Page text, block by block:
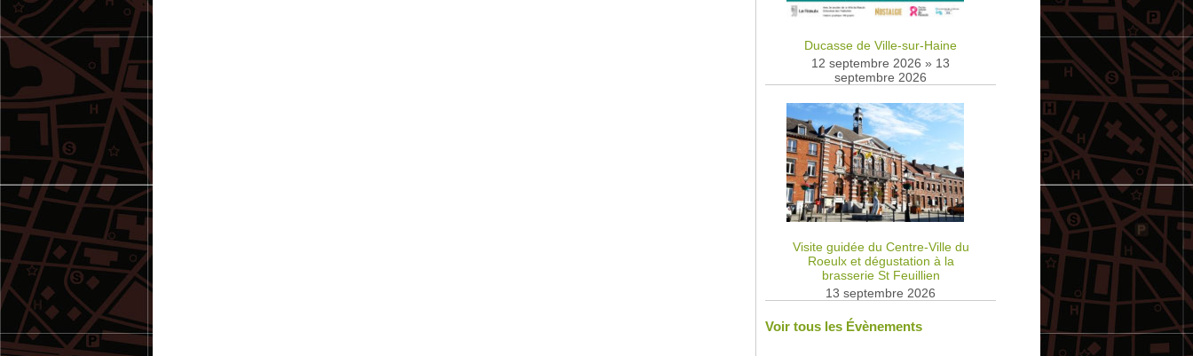
Ducasse de Ville-sur-Haine
12 septembre 2026 » 13
septembre 2026
Visite guidée du Centre-Ville du
Roeulx et dégustation à la
brasserie St Feuillien
13 septembre 2026
Voir tous les Évènements